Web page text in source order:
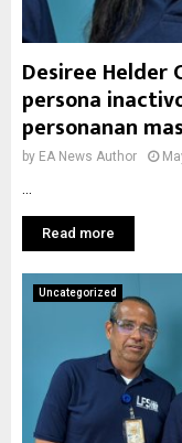
Desiree Helder
persona
personanan
by EA News Author
Read more
Uncategorized